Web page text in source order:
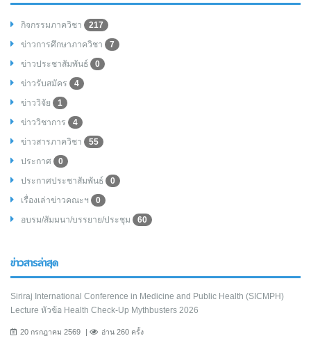
กิจกรรมภาควิชา
217
ข่าวการศึกษาภาควิชา
7
ข่าวประชาสัมพันธ์
0
ข่าวรับสมัคร
4
ข่าววิจัย
1
ข่าววิชาการ
4
ข่าวสารภาควิชา
55
ประกาศ
0
ประกาศประชาสัมพันธ์
0
เรื่องเล่าข่าวคณะฯ
0
อบรม/สัมมนา/บรรยาย/ประชุม
60
ข่าวสารล่าสุด
Siriraj International Conference in Medicine and Public Health (SICMPH)
Lecture หัวข้อ Health Check-Up Mythbusters 2026
20 กรกฎาคม 2569 อ่าน 260 ครั้ง